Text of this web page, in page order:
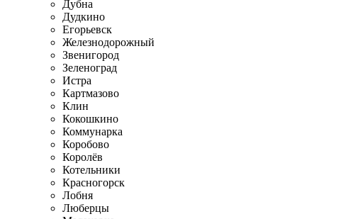
Дубна
Дудкино
Егорьевск
Железнодорожный
Звенигород
Зеленоград
Истра
Картмазово
Клин
Кокошкино
Коммунарка
Коробово
Королёв
Котельники
Красногорск
Лобня
Люберцы